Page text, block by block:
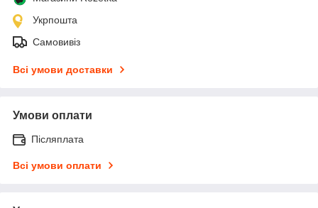
Укрпошта
Самовивіз
Всі умови доставки
Умови оплати
Післяплата
Всі умови оплати